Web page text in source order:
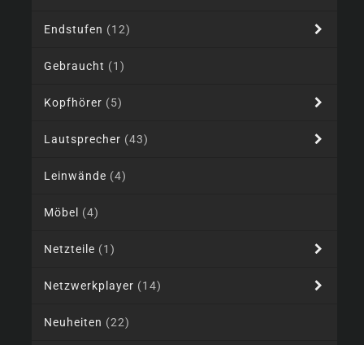
Endstufen (12)
Gebraucht (1)
Kopfhörer (5)
Lautsprecher (43)
Leinwände (4)
Möbel (4)
Netzteile (1)
Netzwerkplayer (14)
Neuheiten (22)